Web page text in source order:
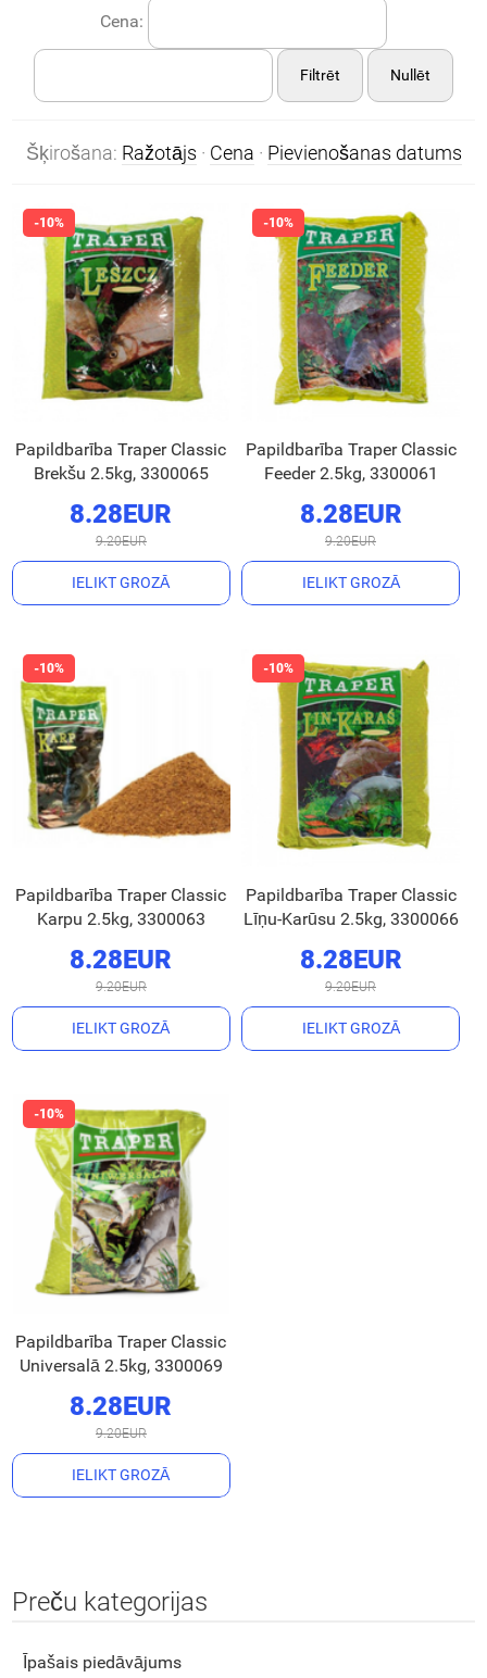
Cena:
Filtrēt Nullēt
Šķirošana: Ražotājs · Cena · Pievienošanas datums
Papildbarība Traper Classic
Brekšu 2.5kg, 3300065
8.28EUR
9.20EUR
IELIKT GROZĀ
Papildbarība Traper Classic
Feeder 2.5kg, 3300061
8.28EUR
9.20EUR
IELIKT GROZĀ
Papildbarība Traper Classic
Karpu 2.5kg, 3300063
8.28EUR
9.20EUR
IELIKT GROZĀ
Papildbarība Traper Classic
Līņu-Karūsu 2.5kg, 3300066
8.28EUR
9.20EUR
IELIKT GROZĀ
Papildbarība Traper Classic
Universalā 2.5kg, 3300069
8.28EUR
9.20EUR
IELIKT GROZĀ
Preču kategorijas
Īpašais piedāvājums